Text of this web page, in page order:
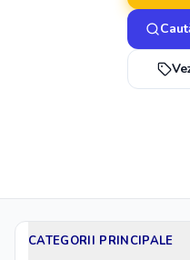
CATEGORII PRINCIPALE